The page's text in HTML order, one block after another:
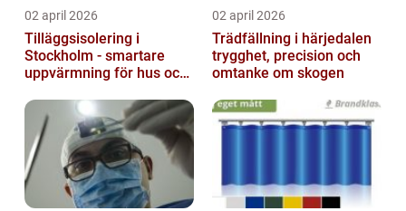
02 april 2026
Tilläggsisolering i
Stockholm - smartare
uppvärmning för hus och
02 april 2026
Trädfällning i härjedalen
trygghet, precision och
omtanke om skogen